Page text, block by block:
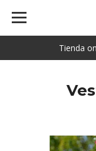
Tienda